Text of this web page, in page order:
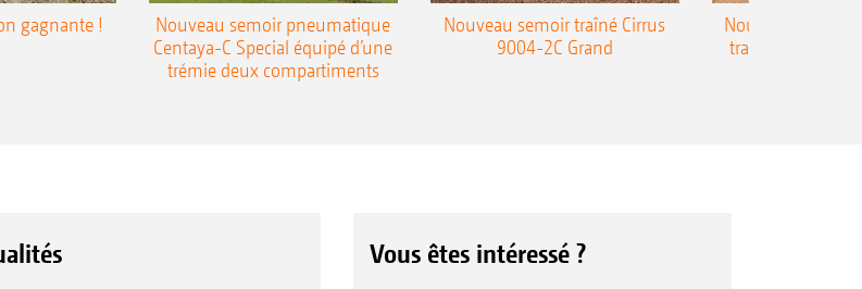
gagnante !
Nouveau semoir pneumatique
Centaya-C Special équipé d’une
trémie deux compartiments
Nouveau semoir traîné Cirrus
9004-2C Grand
Nouveau semoir
traîné Precea-
Vous êtes intéressé ?